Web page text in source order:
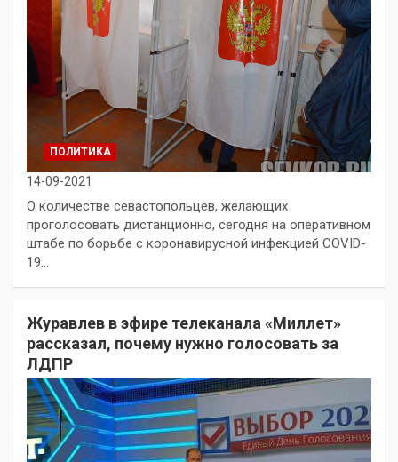
ПОЛИТИКА
14-09-2021
О количестве севастопольцев, желающих
проголосовать дистанционно, сегодня на оперативном
штабе по борьбе с коронавирусной инфекцией COVID-
19…
Журавлев в эфире телеканала «Миллет»
рассказал, почему нужно голосовать за
ЛДПР